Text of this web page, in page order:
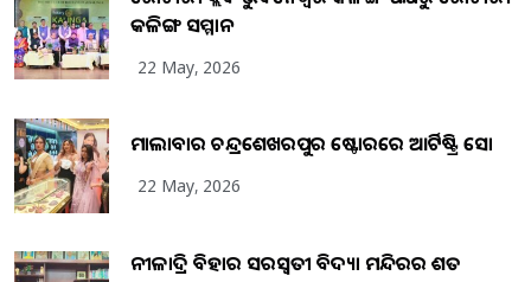
କଳିଙ୍ଗ ସମ୍ମାନ
22 May, 2026
ମାଲାବାର ଚନ୍ଦ୍ରଶେଖରପୁର ଷ୍ଟୋରରେ ଆର୍ଟିଷ୍ଟ୍ରି ସୋ
22 May, 2026
ନୀଳାଦ୍ରି ବିହାର ସରସ୍ୱତୀ ବିଦ୍ୟା ମନ୍ଦିରର ଶତ